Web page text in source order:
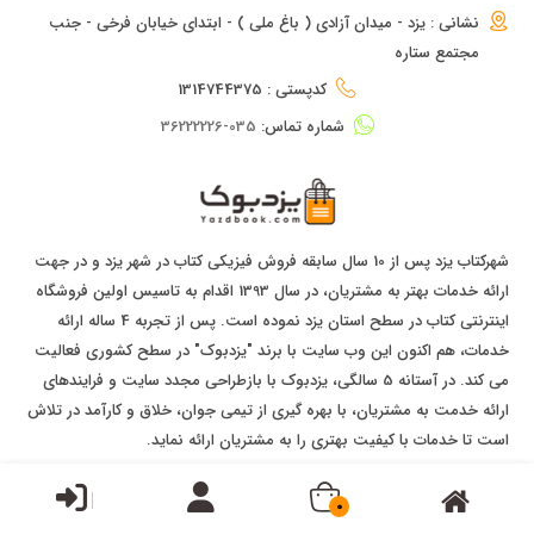
0
نشانی : یزد - میدان آزادی ( باغ ملی ) - ابتدای خیابان فرخی - جنب
مجتمع ستاره
کدپستی : 1314744375
شماره تماس: 035-36222226
شهرکتاب یزد پس از 10 سال سابقه فروش فیزیکی کتاب در شهر یزد و در جهت
ارائه خدمات بهتر به مشتریان، در سال 1393 اقدام به تاسیس اولین فروشگاه
اینترنتی کتاب در سطح استان یزد نموده است. پس از تجربه 4 ساله ارائه
خدمات، هم اکنون این وب سایت با برند "یزدبوک" در سطح کشوری فعالیت
می کند. در آستانه 5 سالگی، یزدبوک با بازطراحی مجدد سایت و فرایندهای
ارائه خدمت به مشتریان، با بهره گیری از تیمی جوان، خلاق و کارآمد در تلاش
است تا خدمات با کیفیت بهتری را به مشتریان ارائه نماید.
تمامی حقوق برای بانک کتاب یزدبوک محفوظ است. | طراحی و پیاده سازی توسط ایده گستران